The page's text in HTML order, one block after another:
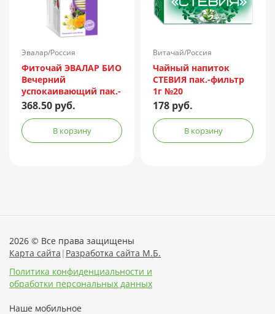
Эвалар/Россия
Фиточай ЭВАЛАР БИО
Вечерний
успокаивающий пак.-
фильтр 2г №20
368.50 руб.
В корзину
Витачай/Россия
Чайный напиток
СТЕВИЯ пак.-фильтр
1г №20
178 руб.
В корзину
2026 © Все права защищены
Карта сайта | Разработка сайта М.Б.
Политика конфиденциальности и
обработки персональных данных
Наше мобильное